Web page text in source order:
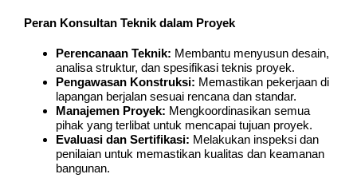
Peran Konsultan Teknik dalam Proyek
Perencanaan Teknik: Membantu menyusun desain,
analisa struktur, dan spesifikasi teknis proyek.
Pengawasan Konstruksi: Memastikan pekerjaan di
lapangan berjalan sesuai rencana dan standar.
Manajemen Proyek: Mengkoordinasikan semua
pihak yang terlibat untuk mencapai tujuan proyek.
Evaluasi dan Sertifikasi: Melakukan inspeksi dan
penilaian untuk memastikan kualitas dan keamanan
bangunan.